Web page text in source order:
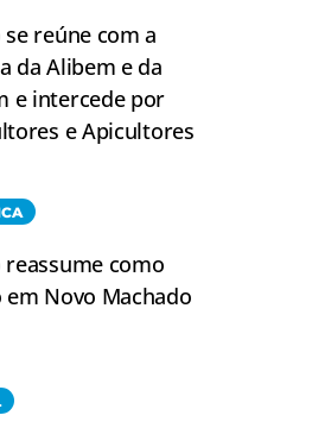
se reúne com a
da Alibem e da
e intercede por
e Apicultores
reassume como
em Novo Machado